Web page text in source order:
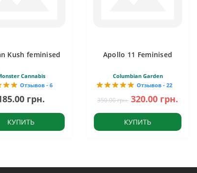
Kush feminised
Cannabis
Отзывов - 6
грн.
КУПИТЬ
Apollo 11 Feminised
Columbian Garden
Отзывов - 22
350.00 грн. 320.00 грн.
КУПИТЬ